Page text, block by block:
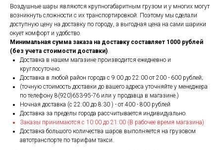
Воздушные шары являются крупногабаритным грузом и у многих могут
возникнуть сложности с их транспортировкой. Поэтому мы сделали
доступную цену на доставку по городу, а выгодная цена на сами шарики
окует комфорт и удобство.
Минимальная сумма заказа на доставку составляет 1000 рублей
(без учета стоимости доставки).
Доставка в нашем магазине производится ежедневно и
круглосуточно.
Доставка в любой район города c 9:00 до 22:00 от 200 - 600 рублей;
(точную стоимость доставки до вашего адреса уточняйте у менеджера
по телефону 8(920)653-95-76 или у продавца в магазине.)
Ночная доставка (с 22:00 до 8:30 ) - от 400 - 800 рублей
Доставка за пределы города рассчитывается индивидуально.
Заказы принимаются с 10:00 до 21:00 (В рабочее время магазина)
Доставка большого количества шаров выполняется на грузовом
автотранспорте по тарифам такси.